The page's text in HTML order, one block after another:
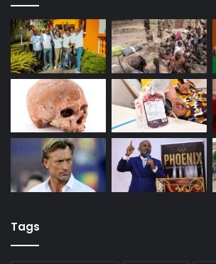
Tags